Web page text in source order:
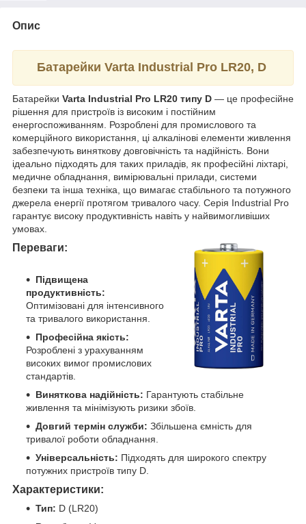
Опис
Батарейки Varta Industrial Pro LR20, D
Батарейки Varta Industrial Pro LR20 типу D — це професійне
рішення для пристроїв із високим і постійним
енергоспоживанням. Розроблені для промислового та
комерційного використання, ці алкалінові елементи живлення
забезпечують виняткову довговічність та надійність. Вони
ідеально підходять для таких приладів, як професійні ліхтарі,
медичне обладнання, вимірювальні прилади, системи
безпеки та інша техніка, що вимагає стабільного та потужного
джерела енергії протягом тривалого часу. Серія Industrial Pro
гарантує високу продуктивність навіть у найвимогливіших
умовах.
Переваги:
Підвищена
продуктивність:
Оптимізовані для інтенсивного
та тривалого використання.
Професійна якість:
Розроблені з урахуванням
високих вимог промислових
стандартів.
Виняткова надійність: Гарантують стабільне
живлення та мінімізують ризики збоїв.
Довгий термін служби: Збільшена ємність для
тривалої роботи обладнання.
Універсальність: Підходять для широкого спектру
потужних пристроїв типу D.
Характеристики:
Тип: D (LR20)